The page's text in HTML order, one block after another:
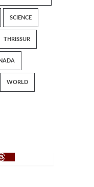
SCIENCE
THRISSUR
WORLD